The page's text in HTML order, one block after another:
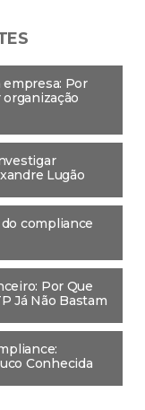
Por
Lugão
compliance
Por Que
Já Não Bastam
Conhecida